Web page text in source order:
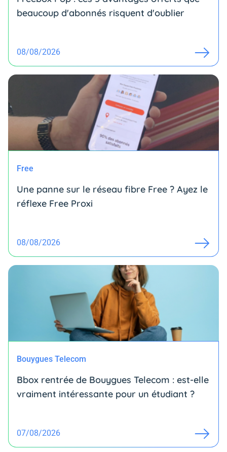
beaucoup d'abonnés risquent d'oublier
08/08/2026
Free
Une panne sur le réseau fibre Free ? Ayez le
réflexe Free Proxi
08/08/2026
Bouygues Telecom
Bbox rentrée de Bouygues Telecom : est-elle
vraiment intéressante pour un étudiant ?
07/08/2026